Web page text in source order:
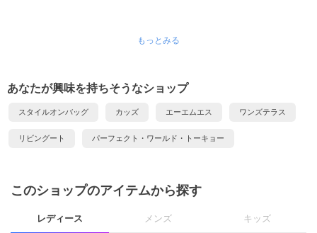
もっとみる
あなたが興味を持ちそうなショップ
スタイルオンバッグ カッズ エーエムエス ワンズテラス
リビングート パーフェクト・ワールド・トーキョー
このショップのアイテムから探す
レディース メンズ キッズ